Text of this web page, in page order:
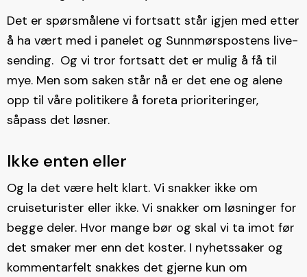
Det er spørsmålene vi fortsatt står igjen med etter
å ha vært med i panelet og Sunnmørspostens live-
sending. Og vi tror fortsatt det er mulig å få til
mye. Men som saken står nå er det ene og alene
opp til våre politikere å foreta prioriteringer,
såpass det løsner.
Ikke enten eller
Og la det være helt klart. Vi snakker ikke om
cruiseturister eller ikke. Vi snakker om løsninger for
begge deler. Hvor mange bør og skal vi ta imot før
det smaker mer enn det koster. I nyhetssaker og
kommentarfelt snakkes det gjerne kun om